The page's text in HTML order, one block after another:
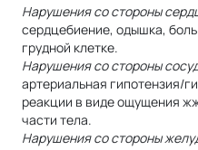
Нарушения со стороны
сердцебиение, одышка,
грудной клетке.
Нарушения со стороны
артериальная гипотензия/
реакции в виде ощущения
части тела.
Нарушения со стороны